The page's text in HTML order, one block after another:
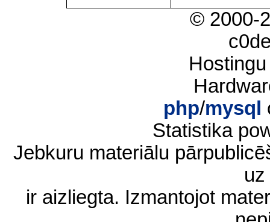
© 2000-
php/mysql
Statistika
Jebkuru materiālu
ir aizliegta. Izmantojot